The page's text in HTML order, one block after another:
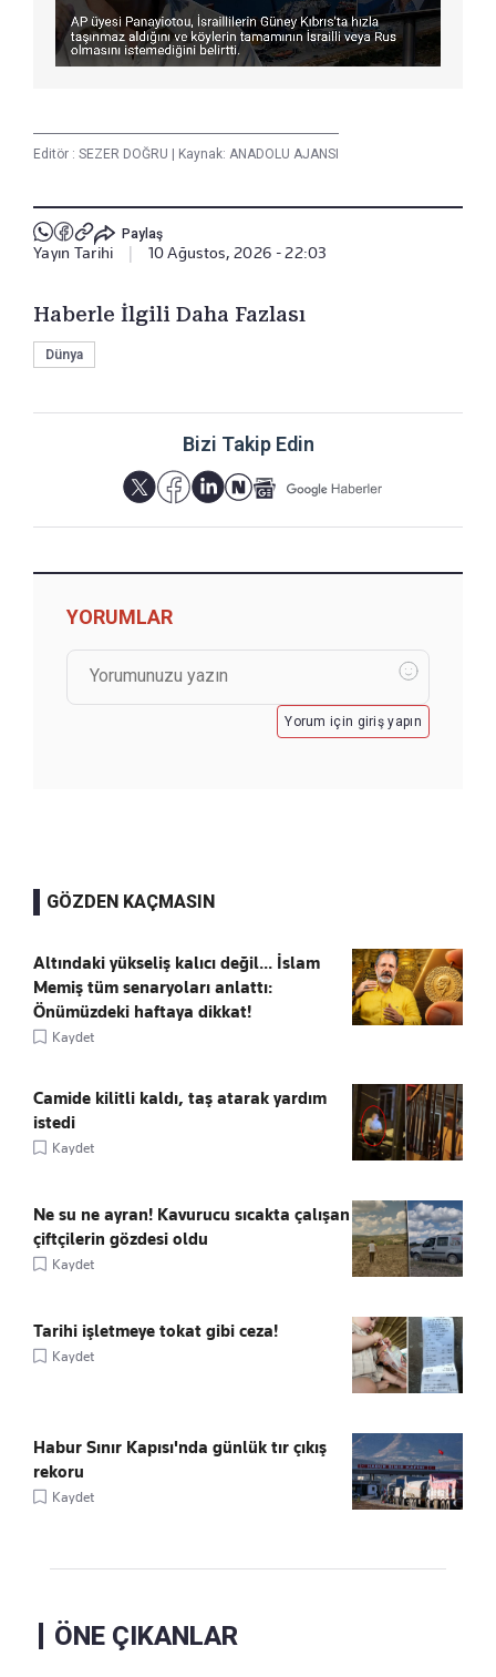
Editör : SEZER DOĞRU Kaynak: ANADOLU AJANSI
Paylaş
Yayın Tarihi 10 Ağustos, 2026 - 22:03
Haberle İlgili Daha Fazlası
Dünya
Bizi Takip Edin
YORUMLAR
Yorum için giriş yapın
GÖZDEN KAÇMASIN
Altındaki yükseliş kalıcı değil... İslam
Memiş tüm senaryoları anlattı:
Önümüzdeki haftaya dikkat!
Kaydet
Camide kilitli kaldı, taş atarak yardım
istedi
Kaydet
Ne su ne ayran! Kavurucu sıcakta çalışan
çiftçilerin gözdesi oldu
Kaydet
Tarihi işletmeye tokat gibi ceza!
Kaydet
Habur Sınır Kapısı'nda günlük tır çıkış
rekoru
Kaydet
ÖNE ÇIKANLAR